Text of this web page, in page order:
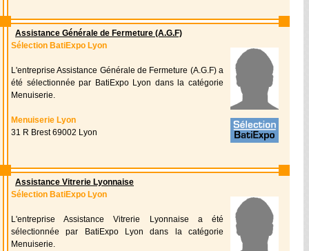
Assistance Générale de Fermeture (A.G.F)
Sélection BatiExpo Lyon
L'entreprise Assistance Générale de Fermeture (A.G.F) a
été sélectionnée par BatiExpo Lyon dans la catégorie
Menuiserie.
Menuiserie Lyon
31 R Brest 69002 Lyon
Assistance Vitrerie Lyonnaise
Sélection BatiExpo Lyon
L'entreprise Assistance Vitrerie Lyonnaise a été
sélectionnée par BatiExpo Lyon dans la catégorie
Menuiserie.